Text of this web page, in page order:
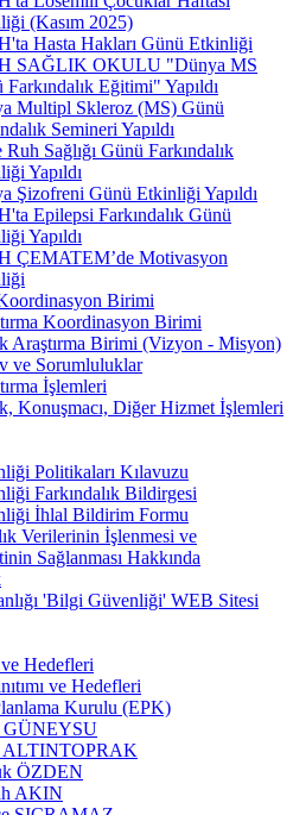
(Kasım 2025)
Hasta Hakları Günü Etkinliği
SAĞLIK OKULU "Dünya MS
Farkındalık Eğitimi" Yapıldı
Multipl Skleroz (MS) Günü
Semineri Yapıldı
Ruh Sağlığı Günü Farkındalık
Yapıldı
Şizofreni Günü Etkinliği Yapıldı
Epilepsi Farkındalık Günü
Yapıldı
ÇEMATEM’de Motivasyon
Birimi
Koordinasyon Birimi
Araştırma Birimi (Vizyon - Misyon)
ve Sorumluluklar
İşlemleri
Konuşmacı, Diğer Hizmet İşlemleri
Politikaları Kılavuzu
Farkındalık Bildirgesi
İhlal Bildirim Formu
Verilerinin İşlenmesi ve
Sağlanması Hakkında
'Bilgi Güvenliği' WEB Sitesi
ve Hedefleri
ve Hedefleri
Kurulu (EPK)
GÜNEYSU
ALTINTOPRAK
ÖZDEN
AKIN